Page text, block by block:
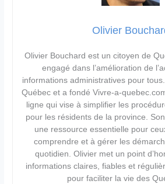
Olivier
Olivier Bouchard est un citoyen de
engagé dans l’amélioration de
informations administratives pour
Québec et a fondé Vivre-a-
ligne qui vise à simplifier les
pour les résidents de la province.
une ressource essentielle pour
comprendre et à gérer les
quotidien. Olivier met un point
informations claires, fiables et
pour faciliter la vie des